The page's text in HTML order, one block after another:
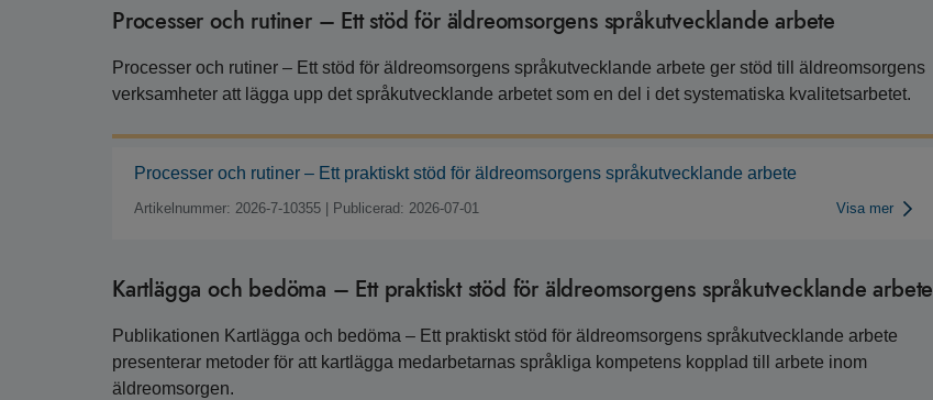
Processer och rutiner – Ett stöd för äldreomsorgens språkutvecklande arbete
Processer och rutiner – Ett stöd för äldreomsorgens språkutvecklande arbete ger stöd till äldreomsorgens
verksamheter att lägga upp det språkutvecklande arbetet som en del i det systematiska kvalitetsarbetet.
Processer och rutiner – Ett praktiskt stöd för äldreomsorgens språkutvecklande arbete
Artikelnummer: 2026-7-10355 Publicerad: 2026-07-01 Visa mer
Kartlägga och bedöma – Ett praktiskt stöd för äldreomsorgens språkutvecklande arbete
Publikationen Kartlägga och bedöma – Ett praktiskt stöd för äldreomsorgens språkutvecklande arbete
presenterar metoder för att kartlägga medarbetarnas språkliga kompetens kopplad till arbete inom
äldreomsorgen.